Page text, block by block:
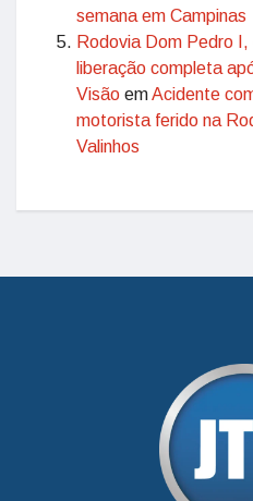
semana em Campinas
Rodovia Dom Pedro
liberação completa
Visão emAcidente
motorista ferido na
Valinhos